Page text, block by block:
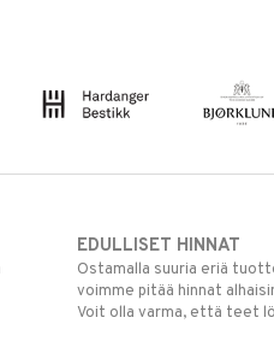
EDULLISET HINNAT
Ostamalla suuria eriä
voimme pitää hinnat
Voit olla varma, että teet